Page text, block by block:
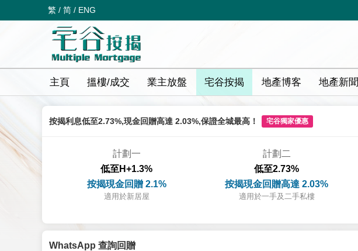
繁 / 简 / ENG
主頁 搵樓/成交 業主放盤 宅谷按揭 地產博客 地產新聞
按揭利息低至2.73%,現金回贈高達 2.03%,保證全城最高！ 宅谷獨家優惠
計劃一
低至H+1.3%
按揭現金回贈 2.1%
適用於新居屋
計劃二
低至2.73%
按揭現金回贈高達 2.03%
適用於一手及二手私樓
WhatsApp 查詢回贈